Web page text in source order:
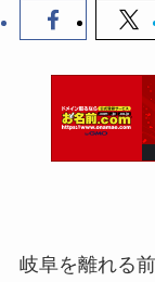
岐阜を離れる